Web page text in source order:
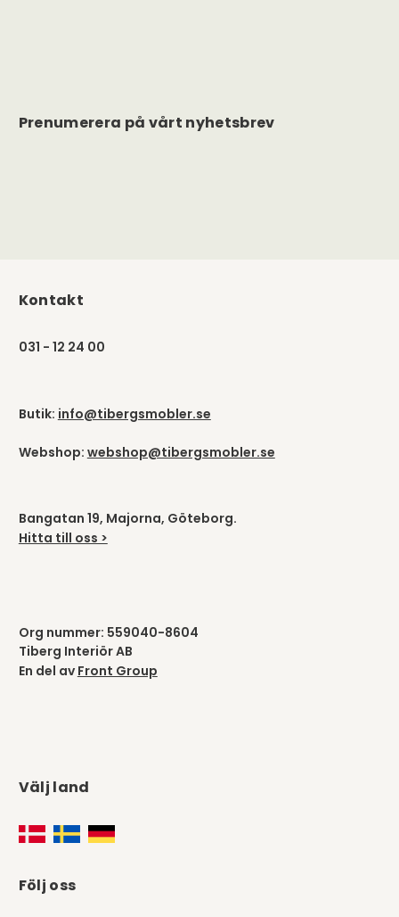
Prenumerera på vårt nyhetsbrev
Kontakt
031 - 12 24 00
Butik: info@tibergsmobler.se
Webshop: webshop@tibergsmobler.se
Bangatan 19, Majorna, Göteborg.
Hitta till oss >
Org nummer: 559040-8604
Tiberg Interiör AB
En del av Front Group
Välj land
Följ oss